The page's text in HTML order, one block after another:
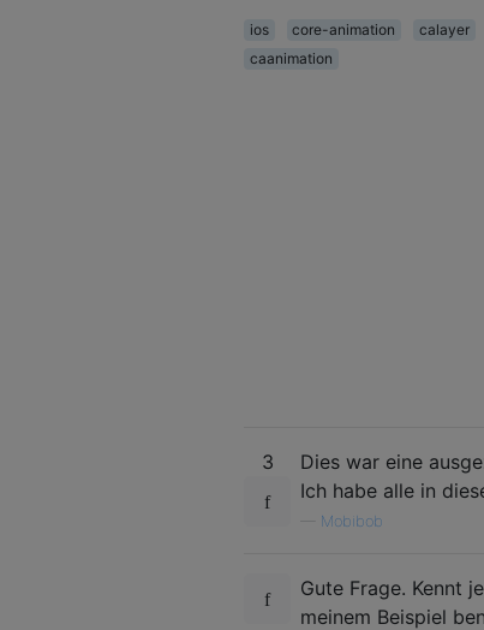
ios core-animation calayer
caanimation
3
Dies war eine
Ich habe alle in
Mobibob
Gute Frage. Kennt
meinem Beispiel